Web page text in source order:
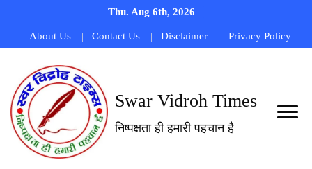
Thu. Aug 6th, 2026
About Us Contact Us Disclaimer Privacy Policy
Swar Vidroh Times
निष्पक्षता ही हमारी पहचान है